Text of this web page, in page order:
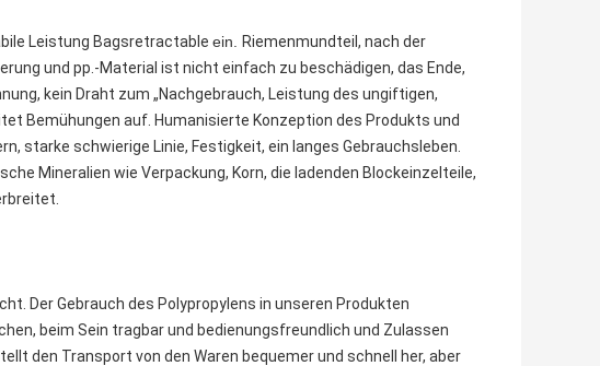
Leistung Bagsretractable ein. Riemenmundteil, nach der
und pp.-Material ist nicht einfach zu beschädigen, das Ende,
kein Draht zum „Nachgebrauch, Leistung des ungiftigen,
Bemühungen auf. Humanisierte Konzeption des Produkts und
starke schwierige Linie, Festigkeit, ein langes Gebrauchsleben.
Mineralien wie Verpackung, Korn, die ladenden Blockeinzelteile,
Der Gebrauch des Polypropylens in unseren Produkten
beim Sein tragbar und bedienungsfreundlich und Zulassen
den Transport von den Waren bequemer und schnell her, aber